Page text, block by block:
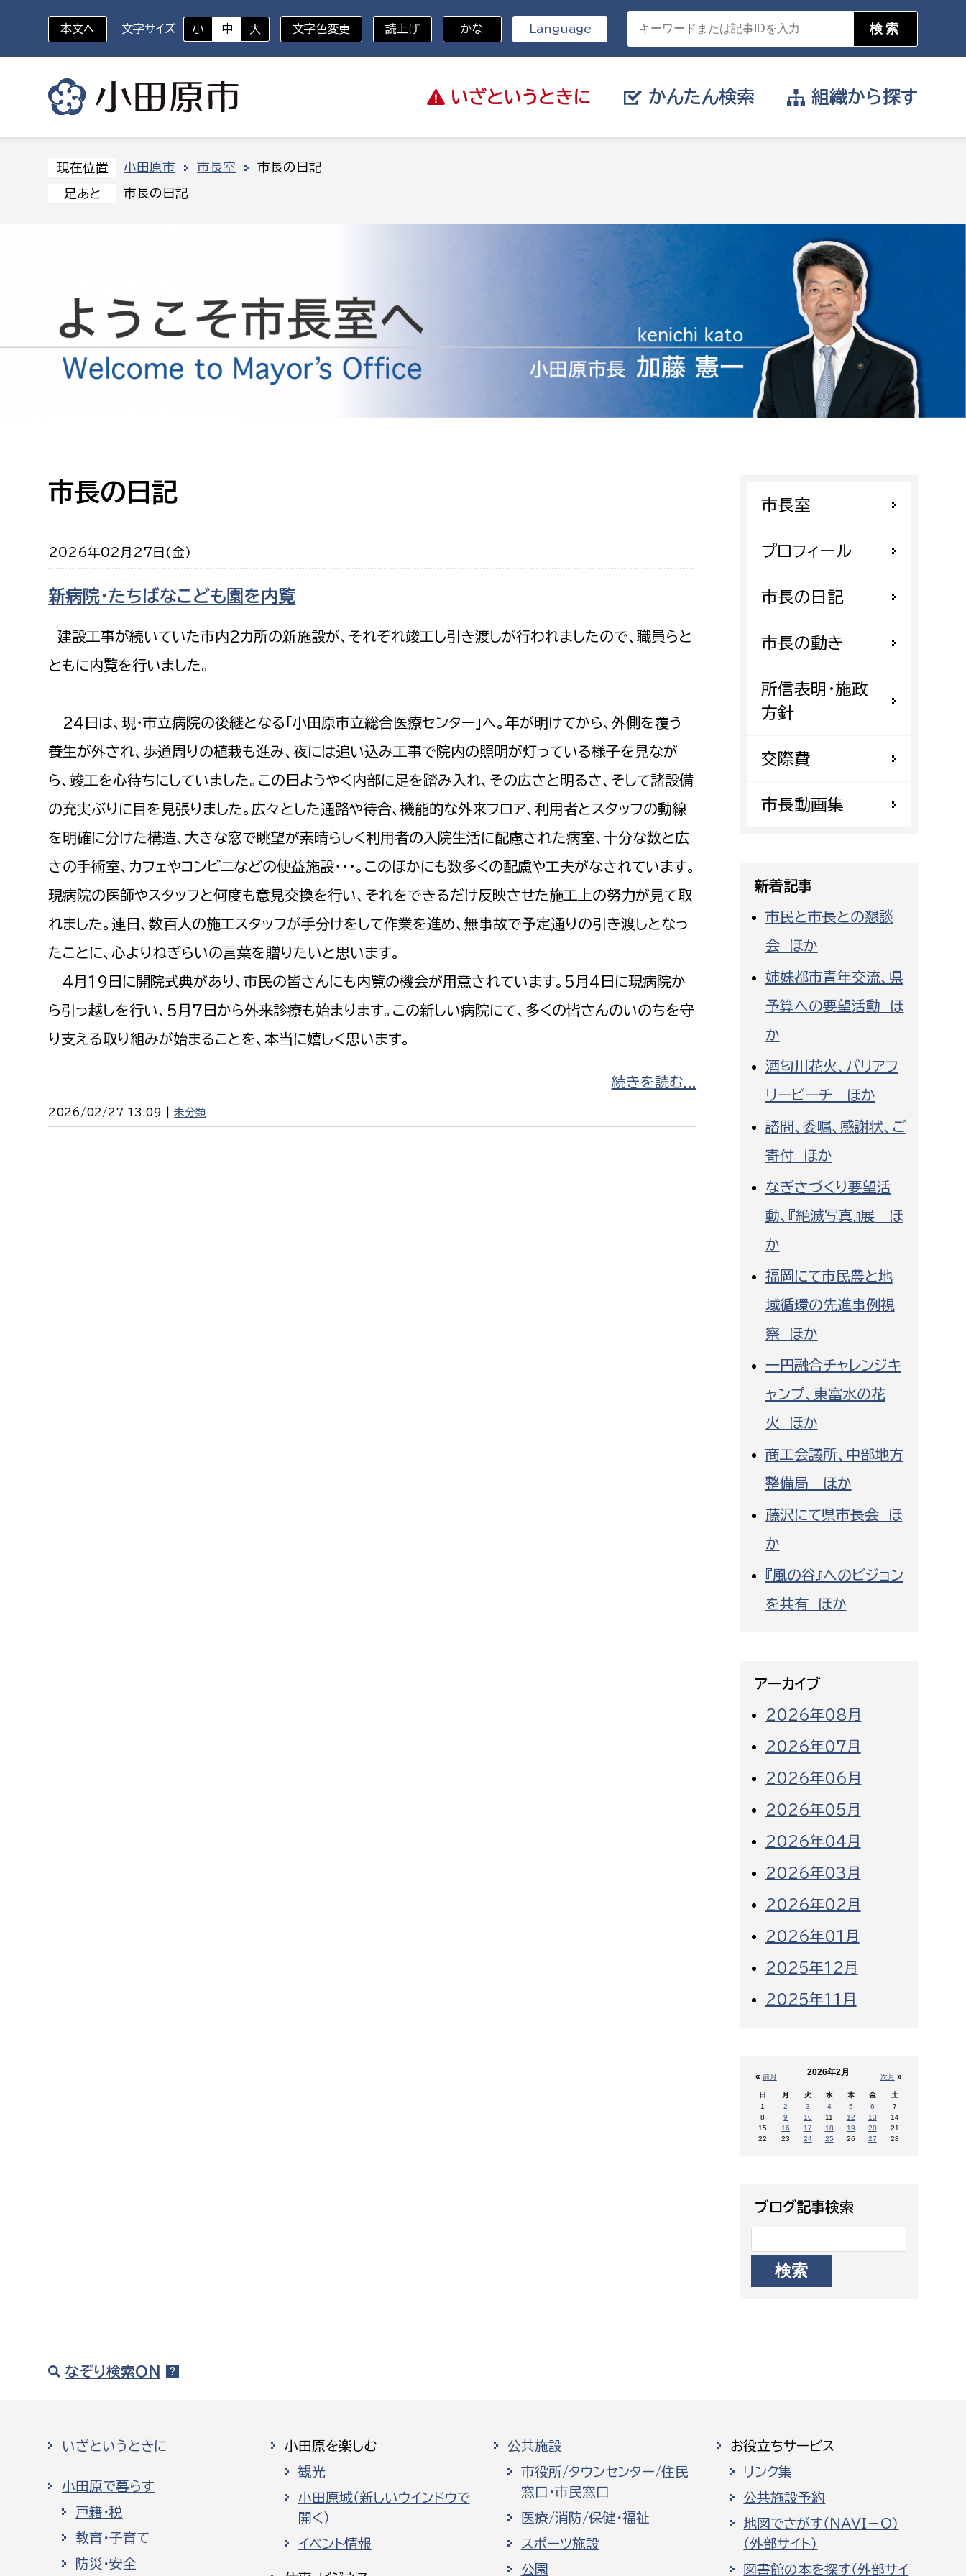
いざと いうときに
いざというときに
防災・ハザードマップ 避難場所 消防
かんたん検索
対象者を選択
小・中学生
高校生・大学生など
若者
障がい者
傷病者
事業者
労働者
求職者
外国人
ペット
防災・安全
福祉・健康
環境・エネルギー
行政経営
消防
病院
市議会
届け出や申請をしたい
証明書がほしい
相談をしたい
支払いをしたい
働きたい
小田原のことを知りたい
イベント・講座などに参加したい
まちづくりに関わりたい
組織から探す
組織から探す
部に属さない室
デジタル推進課
市民税課
地域安全課
環境保護課
福祉政策課
障がい福祉課
保険課
健康づくり課
水産海浜課
都市計画課
地域交通課
開発審査課
建設部
土木管理課
道水路整備課
みどり公園課
建築課
会計管理者 市立総合医療センター
病院管理局：施設用度課
病院管理局：医事課
予防課
情報司令課
消防課
警防第1課
警防第2課
給排水業務課
保健給食課
監査事務局
監査事務局
本文へ 文字サイズ 小 中 大 文字色変更 読上げ かな Language
現在位置 小田原市 市長室 市長の日記
足あと 市長の日記
市長の日記
2026年02月27日(金)
新病院・たちばなこども園を内覧
建設工事が続いていた市内2カ所の新施設が、それぞれ竣工し引き渡しが行われましたので、職員らと
ともに内覧を行いました。
24日は、現・市立病院の後継となる「小田原市立総合医療センター」へ。年が明けてから、外側を覆う
養生が外され、歩道周りの植栽も進み、夜には追い込み工事で院内の照明が灯っている様子を見なが
ら、竣工を心待ちにしていました。この日ようやく内部に足を踏み入れ、その広さと明るさ、そして諸設備
の充実ぶりに目を見張りました。広々とした通路や待合、機能的な外来フロア、利用者とスタッフの動線
を明確に分けた構造、大きな窓で眺望が素晴らしく利用者の入院生活に配慮された病室、十分な数と広
さの手術室、カフェやコンビニなどの便益施設・・・。このほかにも数多くの配慮や工夫がなされています。
現病院の医師やスタッフと何度も意見交換を行い、それをできるだけ反映させた施工上の努力が見て取
れました。連日、数百人の施工スタッフが手分けをして作業を進め、無事故で予定通りの引き渡しとなっ
たことに、心よりねぎらいの言葉を贈りたいと思います。
4月19日に開院式典があり、市民の皆さんにも内覧の機会が用意されています。5月4日に現病院か
ら引っ越しを行い、5月7日から外来診療も始まります。この新しい病院にて、多くの皆さんのいのちを守
り支える取り組みが始まることを、本当に嬉しく思います。
続きを読む...
2026/02/27 13:09 |未分類
市長室
プロフィール
市長の日記
市長の動き
所信表明・施政
方針
交際費
市長動画集
新着記事
市民と市長との懇談
会 ほか
姉妹都市青年交流、県
予算への要望活動 ほ
か
酒匂川花火、バリアフ
リービーチ ほか
諮問、委嘱、感謝状、ご
寄付 ほか
なぎさづくり要望活
動、『絶滅写真』展 ほ
か
福岡にて市民農と地
域循環の先進事例視
察 ほか
一円融合チャレンジキ
ャンプ、東富水の花
火 ほか
商工会議所、中部地方
整備局 ほか
藤沢にて県市長会 ほ
か
『風の谷』へのビジョン
を共有 ほか
アーカイブ
2026年08月
2026年07月
2026年06月
2026年05月
2026年04月
2026年03月
2026年02月
2026年01月
2025年12月
2025年11月
« 前月 次月 »
2026年2月
日 月 火 水 木 金
土
1
2 3 4 5 6
7
8
9 10 11 12 13
14
15
16 17 18 19 20
21
22
23 24 25 26 27 28
ブログ記事検索
なぞり検索ON
いざというときに
小田原で暮らす
戸籍・税
教育・子育て
防災・安全
小田原を楽しむ
観光
小田原城（新しいウインドウで
開く）
イベント情報
公共施設
市役所/タウンセンター/住民
窓口・市民窓口
医療/消防/保健・福祉
スポーツ施設
公園
お役立ちサービス
リンク集
公共施設予約
地図でさがす（NAVI－O）
（外部サイト）
図書館の本を探す（外部サイ